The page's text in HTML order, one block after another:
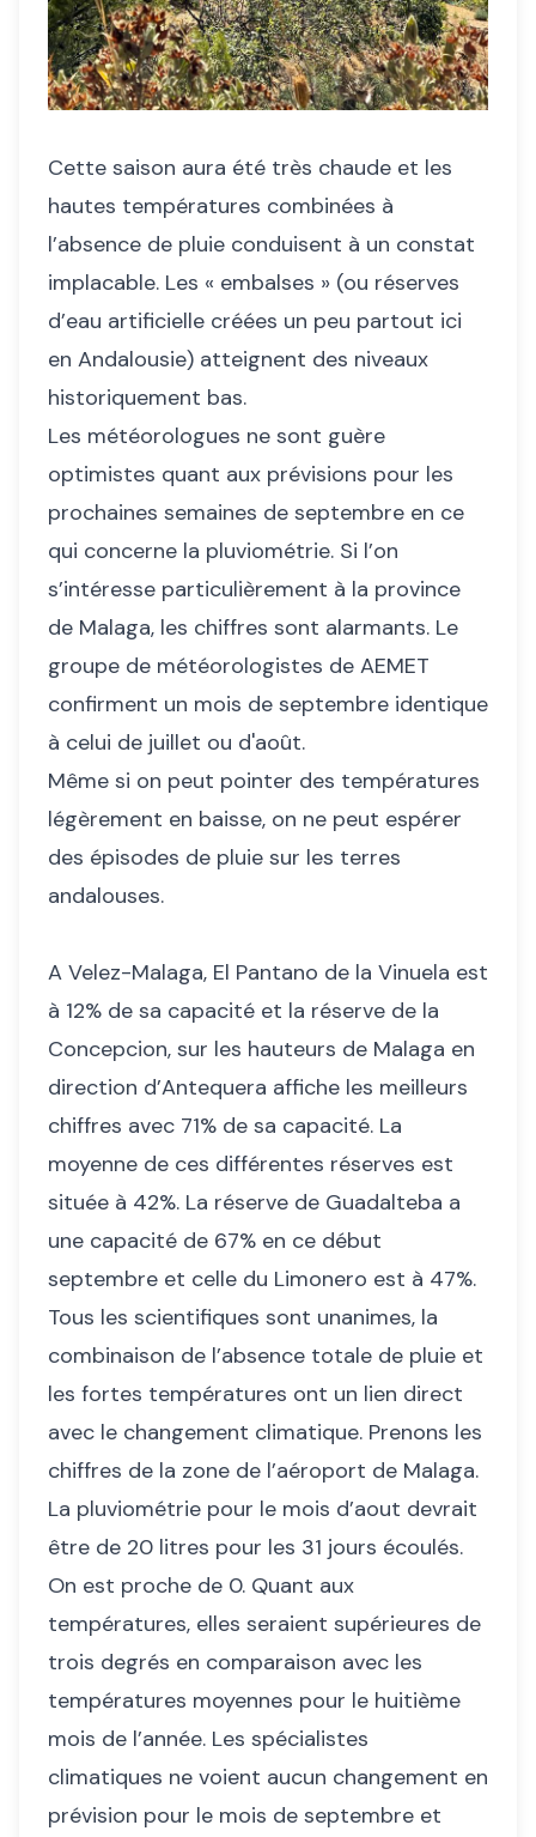
Cette saison aura été très chaude et les
hautes températures combinées à
l’absence de pluie conduisent à un constat
implacable. Les « embalses » (ou réserves
d’eau artificielle créées un peu partout ici
en Andalousie) atteignent des niveaux
historiquement bas.
Les météorologues ne sont guère
optimistes quant aux prévisions pour les
prochaines semaines de septembre en ce
qui concerne la pluviométrie. Si l’on
s’intéresse particulièrement à la province
de Malaga, les chiffres sont alarmants. Le
groupe de météorologistes de AEMET
confirment un mois de septembre identique
à celui de juillet ou d'août.
Même si on peut pointer des températures
légèrement en baisse, on ne peut espérer
des épisodes de pluie sur les terres
andalouses.
A Velez-Malaga, El Pantano de la Vinuela est
à 12% de sa capacité et la réserve de la
Concepcion, sur les hauteurs de Malaga en
direction d’Antequera affiche les meilleurs
chiffres avec 71% de sa capacité. La
moyenne de ces différentes réserves est
située à 42%. La réserve de Guadalteba a
une capacité de 67% en ce début
septembre et celle du Limonero est à 47%.
Tous les scientifiques sont unanimes, la
combinaison de l’absence totale de pluie et
les fortes températures ont un lien direct
avec le changement climatique. Prenons les
chiffres de la zone de l’aéroport de Malaga.
La pluviométrie pour le mois d’aout devrait
être de 20 litres pour les 31 jours écoulés.
On est proche de 0. Quant aux
températures, elles seraient supérieures de
trois degrés en comparaison avec les
températures moyennes pour le huitième
mois de l’année. Les spécialistes
climatiques ne voient aucun changement en
prévision pour le mois de septembre et